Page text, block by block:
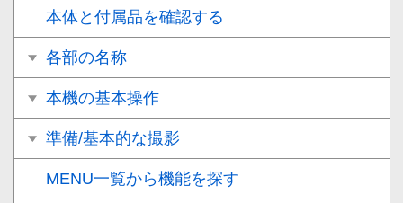
本体と付属品を確認する
各部の名称
本機の基本操作
準備/基本的な撮影
MENU一覧から機能を探す